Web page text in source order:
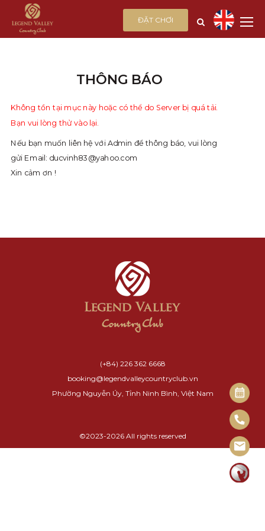
ĐẶT CHƠI
THÔNG BÁO
Không tồn tại mục này hoặc có thể do Server bị quá tải.
Bạn vui lòng thử vào lại.
Nếu bạn muốn liên hệ với Admin để thông báo, vui lòng
gửi Email: ducvinh83@yahoo.com
Xin cảm ơn !
(+84) 226 362 6668
booking@legendvalleycountryclub.vn
Phường Nguyễn Úy, Tỉnh Ninh Bình, Việt Nam
©2023-2026 All rights reserved